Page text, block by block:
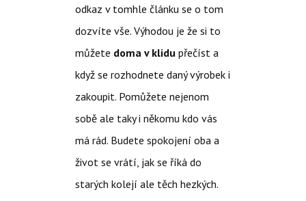
odkaz v tomhle článku se o tom
dozvíte vše. Výhodou je že si to
můžete doma v klidupřečíst a
když se rozhodnete daný výrobek i
zakoupit. Pomůžete nejenom
sobě ale taky i někomu kdo vás
má rád. Budete spokojení oba a
život se vrátí, jak se říká do
starých kolejí ale těch hezkých.